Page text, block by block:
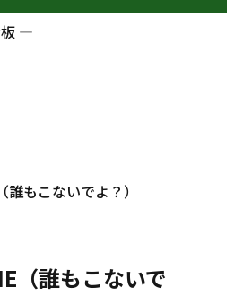
板 —
もこないでよ？）
（誰もこないで